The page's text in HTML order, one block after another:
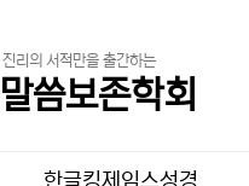
진리의 서적만을 출간하는
말씀보존학회
메인 메뉴
한글킹제임스성경